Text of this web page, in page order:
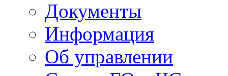
Документы
Информация
Об управлении